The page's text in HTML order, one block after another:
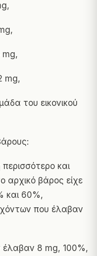
mg,
του εικονικού
και
αρχικό βάρος είχε
και 60%,
που έλαβαν
έλαβαν 8 mg, 100%,